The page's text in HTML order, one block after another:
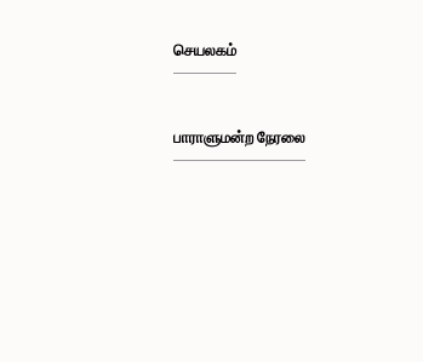
செயலகம்
பாராளுமன்ற நேரலை